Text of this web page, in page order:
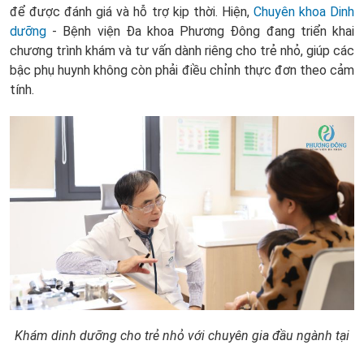
để được đánh giá và hỗ trợ kịp thời. Hiện, Chuyên khoa Dinh
dưỡng - Bệnh viện Đa khoa Phương Đông đang triển khai
chương trình khám và tư vấn dành riêng cho trẻ nhỏ, giúp các
bậc phụ huynh không còn phải điều chỉnh thực đơn theo cảm
tính.
Khám dinh dưỡng cho trẻ nhỏ với chuyên gia đầu ngành tại